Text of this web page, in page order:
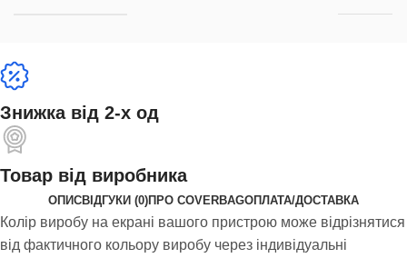
Знижка від 2-х од
Товар від виробника
ОПИСВІДГУКИ (0)ПРО COVERBAGОПЛАТА/ДОСТАВКА
Колір виробу на екрані вашого пристрою може відрізнятися
від фактичного кольору виробу через індивідуальні